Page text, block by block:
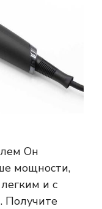
Он
мощности,
и с
Получите